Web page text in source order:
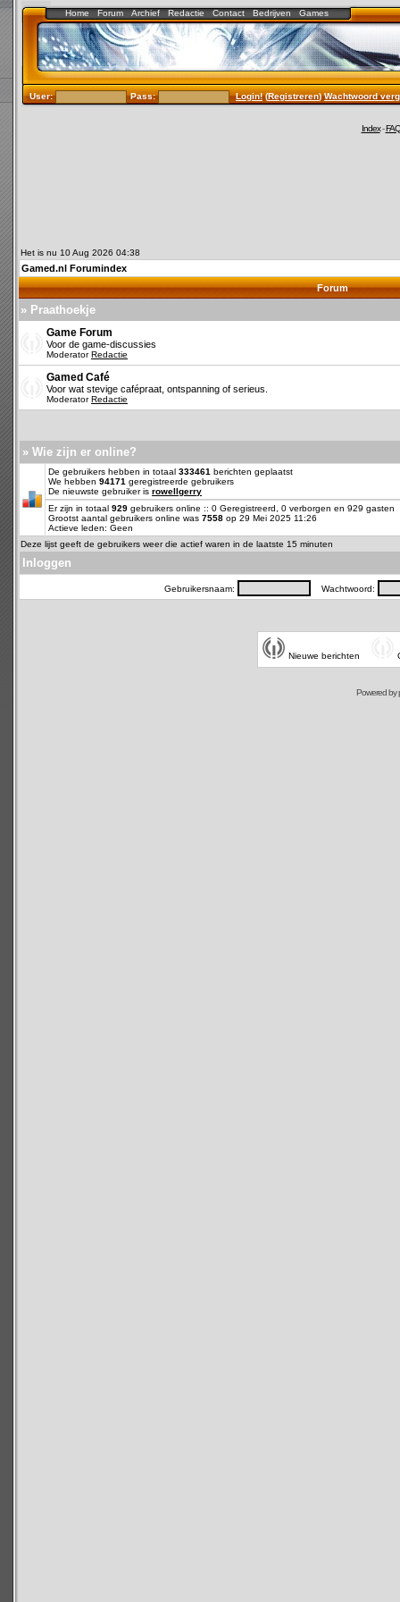
Home Forum Archief Redactie Contact Bedrijven Games
User: Pass: Login!(Registreren)Wachtwoord
Index-FAQ
Het is nu 10 Aug 2026 04:38
Gamed.nl Forumindex
Forum
» Praathoekje
Game Forum
Voor de game-discussies
ModeratorRedactie
Gamed Café
Voor wat stevige cafépraat, ontspanning of serieus.
ModeratorRedactie
» Wie zijn er online?
De gebruikers hebben in totaal 333461 berichten geplaatst
We hebben 94171 geregistreerde gebruikers
De nieuwste gebruiker is rowellgerry
Er zijn in totaal 929 gebruikers online :: 0 Geregistreerd, 0 verborgen en 929
Grootst aantal gebruikers online was 7558 op 29 Mei 2025 11:26
Actieve leden: Geen
Deze lijst geeft de gebruikers weer die actief waren in de laatste 15 minuten
Inloggen
Gebruikersnaam: Wachtwoord:
Nieuwe berichten
Powered by